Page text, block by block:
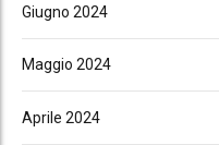
Giugno 2024
Maggio 2024
Aprile 2024